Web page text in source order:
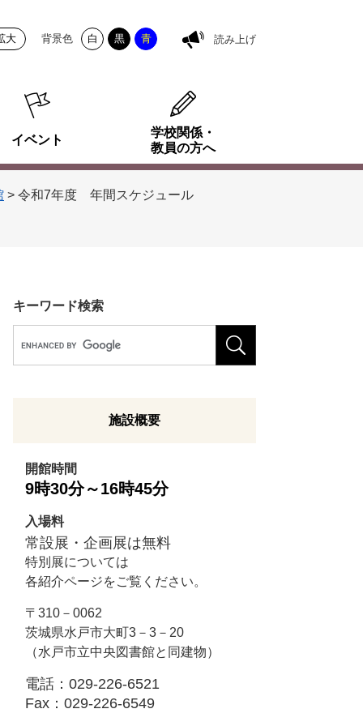
大 背景色 白 黒 青 読み上げ
イベント
学校関係・
教員の方へ
> 令和7年度 年間スケジュール
キーワード検索
タ
検
施設概要
開館時間
9時30分～16時45分
入場料
常設展・企画展は無料
特別展については
各紹介ページをご覧ください。
〒310－0062
茨城県水戸市大町3－3－20
（水戸市立中央図書館と同建物）
電話：029-226-6521
Fax：029-226-6549